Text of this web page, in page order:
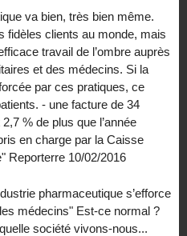
va bien, très bien même.
fidèles clients au monde, mais
travail de l’ombre auprès
et des médecins. Si la
par ces pratiques, ce
- une facture de 34
% de plus que l’année
en charge par la Caisse
Reporterre 10/02/2016
pharmaceutique s’efforce
médecins" Est-ce normal ?
société vivons-nous...